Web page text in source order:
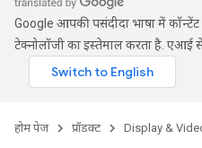
Google आपकी पसंदीदा भाषा में
टेक्नोलॉजी का इस्तेमाल करता है. एआई
होम पेज प्रॉडक्ट Display &